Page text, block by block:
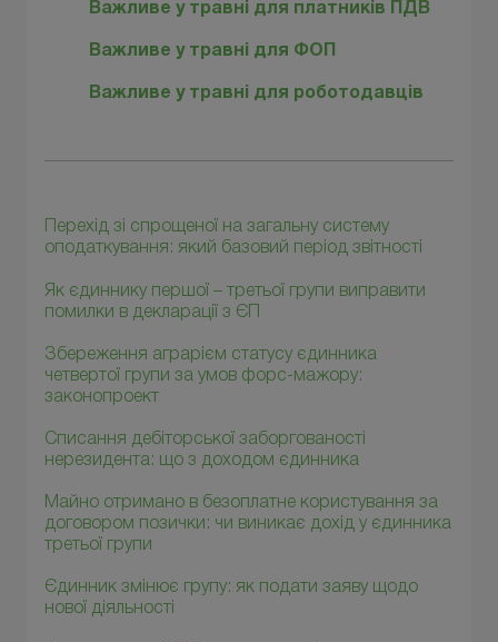
Важливе у травні для платників ПДВ
Важливе у травні для ФОП
Важливе у травні для роботодавців
Перехід зі спрощеної на загальну систему
оподаткування: який базовий період звітності
Як єдиннику першої – третьої групи виправити
помилки в декларації з ЄП
Збереження аграрієм статусу єдинника
четвертої групи за умов форс-мажору:
законопроект
Списання дебіторської заборгованості
нерезидента: що з доходом єдинника
Майно отримано в безоплатне користування за
договором позички: чи виникає дохід у єдинника
третьої групи
Єдинник змінює групу: як подати заяву щодо
нової діяльності